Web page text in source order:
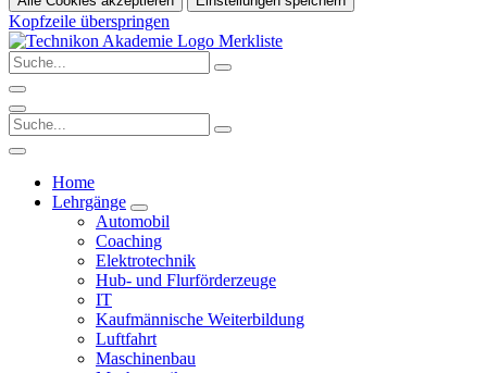
Kopfzeile überspringen
Merkliste
Home
Lehrgänge
Automobil
Coaching
Elektrotechnik
Hub- und Flurförderzeuge
IT
Kaufmännische Weiterbildung
Luftfahrt
Maschinenbau